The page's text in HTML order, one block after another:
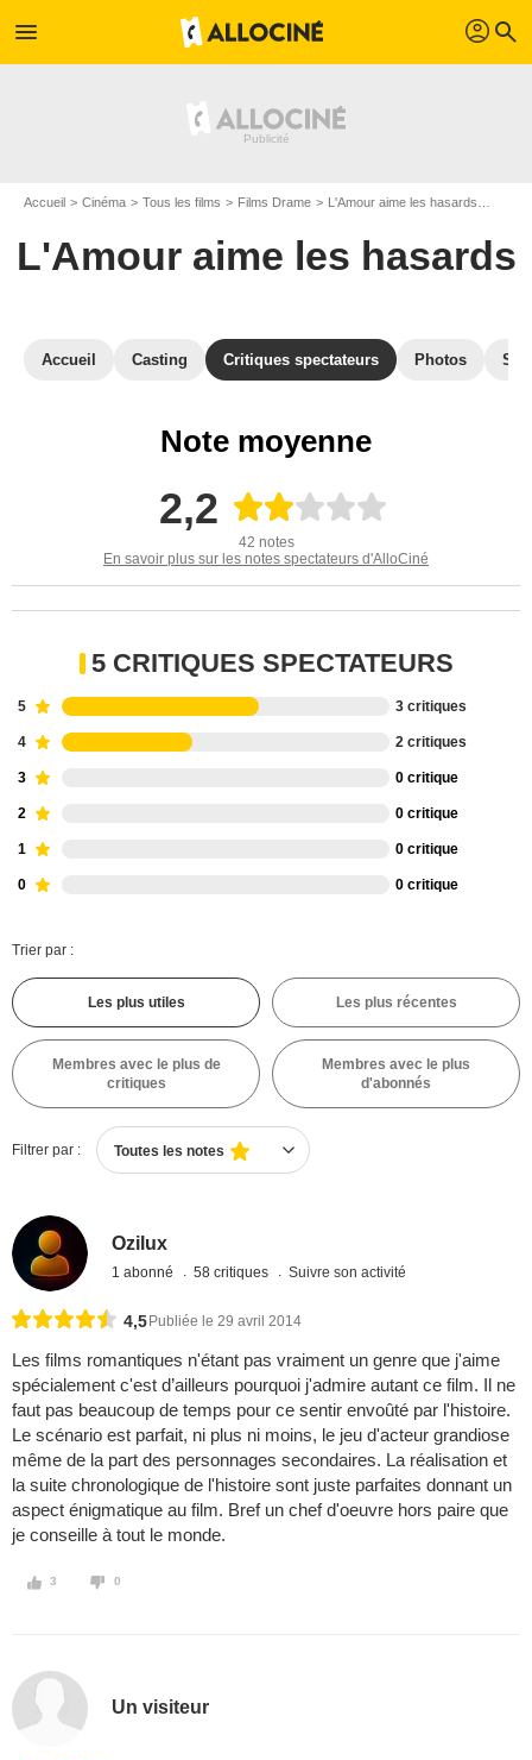
menu profil search
Accueil Cinéma Tous les films Films Drame L'Amour aime les hasards
L'Amour aime les hasards
Accueil Casting Critiques spectateurs Photos
Note moyenne
2,2
42 notes
En savoir plus sur les notes spectateurs d'AlloCiné
5 CRITIQUES SPECTATEURS
5 3 critiques
4 2 critiques
3 0 critique
2 0 critique
1 0 critique
0 0 critique
Trier par :
Les plus utiles Les plus récentes
Membres avec le plus de
critiques
Membres avec le plus
d'abonnés
Filtrer par : Toutes les notes
Ozilux
1 abonné 58 critiques Suivre son activité
4,5 Publiée le 29 avril 2014
Les films romantiques n'étant pas vraiment un genre que j'aime
spécialement c'est d’ailleurs pourquoi j'admire autant ce film. Il ne
faut pas beaucoup de temps pour ce sentir envoûté par l'histoire.
Le scénario est parfait, ni plus ni moins, le jeu d'acteur grandiose
même de la part des personnages secondaires. La réalisation et
la suite chronologique de l'histoire sont juste parfaites donnant un
aspect énigmatique au film. Bref un chef d'oeuvre hors paire que
je conseille à tout le monde.
3 0
Un visiteur